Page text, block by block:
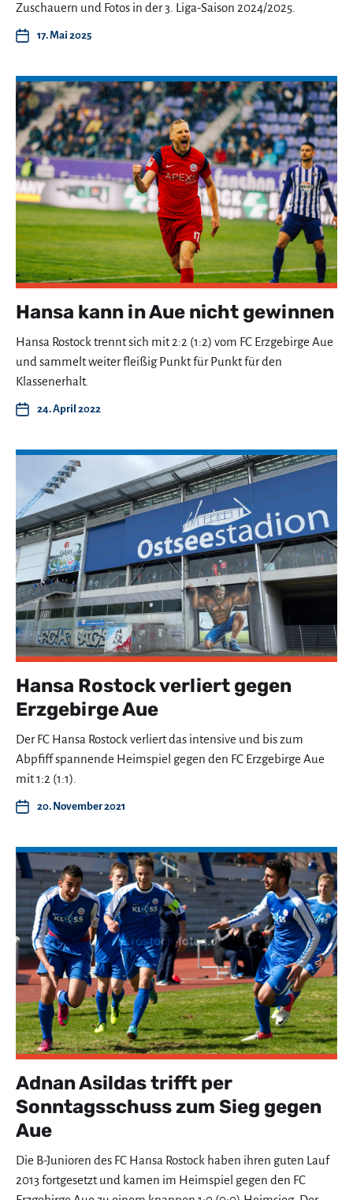
Zuschauern und Fotos in der 3. Liga-Saison 2024/2025.
17. Mai 2025
Hansa kann in Aue nicht gewinnen
Hansa Rostock trennt sich mit 2:2 (1:2) vom FC Erzgebirge Aue
und sammelt weiter fleißig Punkt für Punkt für den
Klassenerhalt.
24. April 2022
Hansa Rostock verliert gegen
Erzgebirge Aue
Der FC Hansa Rostock verliert das intensive und bis zum
Abpfiff spannende Heimspiel gegen den FC Erzgebirge Aue
mit 1:2 (1:1).
20. November 2021
Adnan Asildas trifft per
Sonntagsschuss zum Sieg gegen
Aue
Die B-Junioren des FC Hansa Rostock haben ihren guten Lauf
2013 fortgesetzt und kamen im Heimspiel gegen den FC